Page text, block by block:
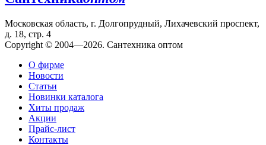
Московская область, г. Долгопрудный, Лихачевский проспект,
д. 18, стр. 4
Copyright © 2004—2026. Сантехника оптом
О фирме
Новости
Статьи
Новинки каталога
Хиты продаж
Акции
Прайс-лист
Контакты